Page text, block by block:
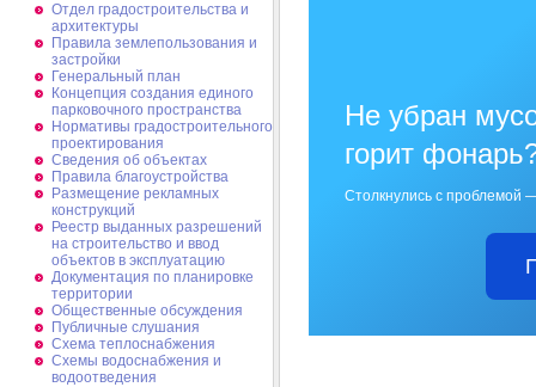
Отдел градостроительства и
архитектуры
Правила землепользования и
застройки
Генеральный план
Концепция создания единого
парковочного пространства
Нормативы градостроительного
проектирования
Сведения об объектах
Правила благоустройства
Размещение рекламных
конструкций
Реестр выданных разрешений
на строительство и ввод
объектов в эксплуатацию
Документация по планировке
территории
Общественные обсуждения
Публичные слушания
Схема теплоснабжения
Схемы водоснабжения и
водоотведения
Не убран
горит
Столкнулись с проблемой